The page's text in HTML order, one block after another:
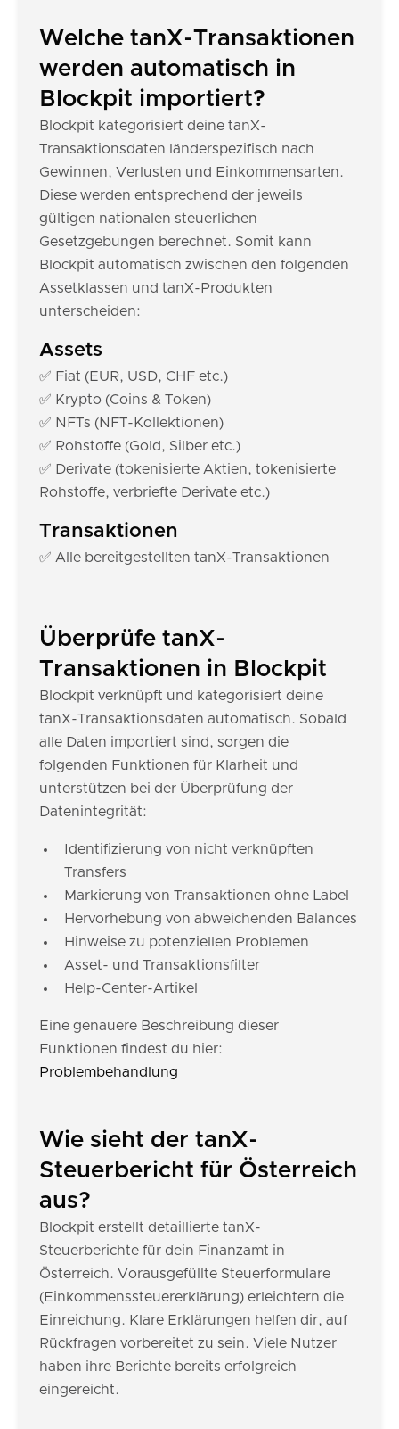
Welche tanX-Transaktionen
werden automatisch in
Blockpit importiert?
Blockpit kategorisiert deine tanX-
Transaktionsdaten länderspezifisch nach
Gewinnen, Verlusten und Einkommensarten.
Diese werden entsprechend der jeweils
gültigen nationalen steuerlichen
Gesetzgebungen berechnet. Somit kann
Blockpit automatisch zwischen den folgenden
Assetklassen und tanX-Produkten
unterscheiden:
Assets
✅ Fiat (EUR, USD, CHF etc.)
✅ Krypto (Coins & Token)
✅ NFTs (NFT-Kollektionen)
✅ Rohstoffe (Gold, Silber etc.)
✅ Derivate (tokenisierte Aktien, tokenisierte
Rohstoffe, verbriefte Derivate etc.)
Transaktionen
✅ Alle bereitgestellten tanX-Transaktionen
Überprüfe tanX-
Transaktionen in Blockpit
Blockpit verknüpft und kategorisiert deine
tanX-Transaktionsdaten automatisch. Sobald
alle Daten importiert sind, sorgen die
folgenden Funktionen für Klarheit und
unterstützen bei der Überprüfung der
Datenintegrität:
Identifizierung von nicht verknüpften
Transfers
Markierung von Transaktionen ohne Label
Hervorhebung von abweichenden Balances
Hinweise zu potenziellen Problemen
Asset- und Transaktionsfilter
Help-Center-Artikel
Eine genauere Beschreibung dieser
Funktionen findest du hier:
Problembehandlung
Wie sieht der tanX-
Steuerbericht für Österreich
aus?
Blockpit erstellt detaillierte tanX-
Steuerberichte für dein Finanzamt in
Österreich. Vorausgefüllte Steuerformulare
(Einkommenssteuererklärung) erleichtern die
Einreichung. Klare Erklärungen helfen dir, auf
Rückfragen vorbereitet zu sein. Viele Nutzer
haben ihre Berichte bereits erfolgreich
eingereicht.